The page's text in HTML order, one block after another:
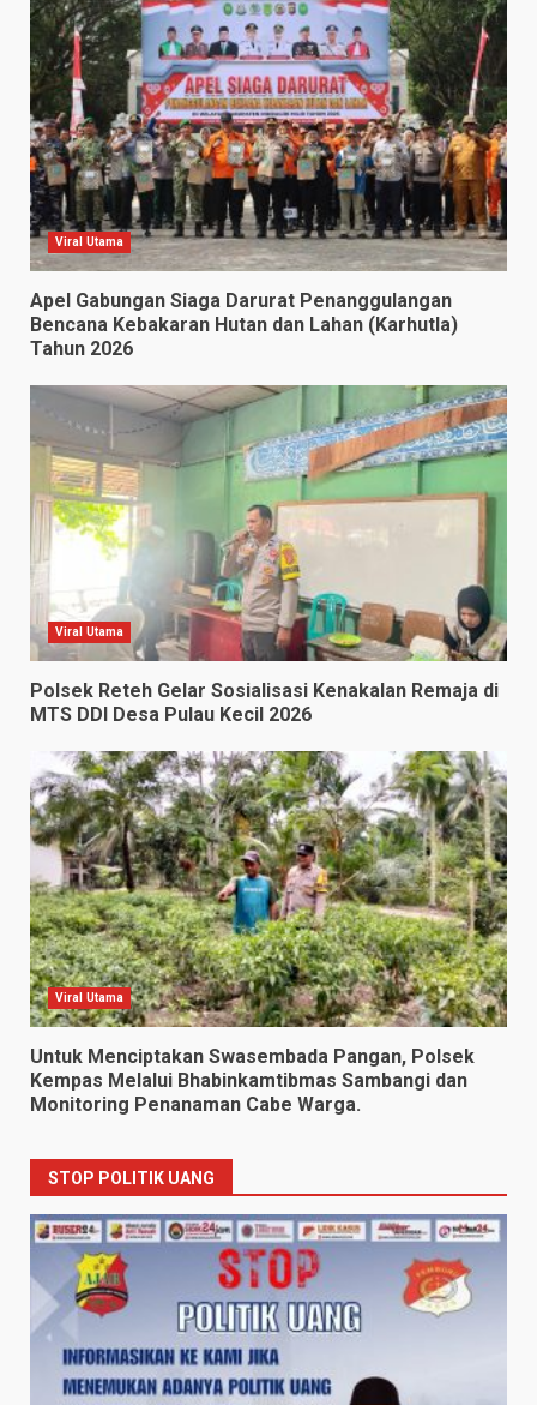
Viral Utama
Apel Gabungan Siaga Darurat Penanggulangan
Bencana Kebakaran Hutan dan Lahan (Karhutla)
Tahun 2026
Viral Utama
Polsek Reteh Gelar Sosialisasi Kenakalan Remaja di
MTS DDI Desa Pulau Kecil 2026
Viral Utama
Untuk Menciptakan Swasembada Pangan, Polsek
Kempas Melalui Bhabinkamtibmas Sambangi dan
Monitoring Penanaman Cabe Warga.
STOP POLITIK UANG